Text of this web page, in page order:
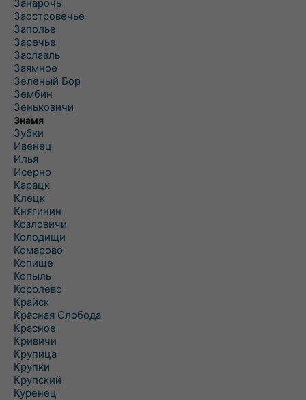
Занарочь
Заостровечье
Заполье
Заречье
Заславль
Заямное
Зеленый Бор
Зембин
Зеньковичи
Знамя
Зубки
Ивенец
Илья
Исерно
Карацк
Клецк
Княгинин
Козловичи
Колодищи
Комарово
Копище
Копыль
Королево
Крайск
Красная Слобода
Красное
Кривичи
Крупица
Крупки
Крупский
Куренец